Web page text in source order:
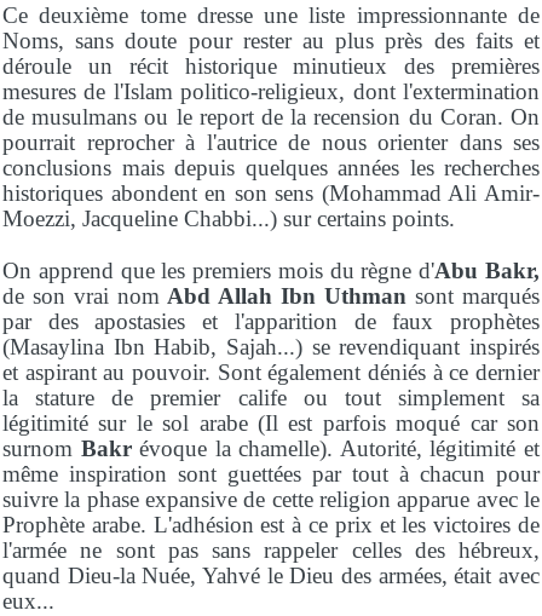
Ce deuxième tome dresse une liste impressionnante de
Noms, sans doute pour rester au plus près des faits et
déroule un récit historique minutieux des premières
mesures de l'Islam politico-religieux, dont l'extermination
de musulmans ou le report de la recension du Coran. On
pourrait reprocher à l'autrice de nous orienter dans ses
conclusions mais depuis quelques années les recherches
historiques abondent en son sens (Mohammad Ali Amir-
Moezzi, Jacqueline Chabbi...) sur certains points.
On apprend que les premiers mois du règne d'Abu Bakr,
de son vrai nom Abd Allah Ibn Uthman sont marqués
par des apostasies et l'apparition de faux prophètes
(Masaylina Ibn Habib, Sajah...) se revendiquant inspirés
et aspirant au pouvoir. Sont également déniés à ce dernier
la stature de premier calife ou tout simplement sa
légitimité sur le sol arabe (Il est parfois moqué car son
surnom Bakrévoque la chamelle). Autorité, légitimité et
même inspiration sont guettées par tout à chacun pour
suivre la phase expansive de cette religion apparue avec le
Prophète arabe. L'adhésion est à ce prix et les victoires de
l'armée ne sont pas sans rappeler celles des hébreux,
quand Dieu-la Nuée, Yahvé le Dieu des armées, était avec
eux...